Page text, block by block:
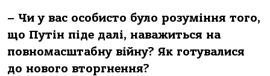
– Чи у вас особисто було розуміння того,
що Путін піде далі, наважиться на
повномасштабну війну? Як готувалися
до нового вторгнення?